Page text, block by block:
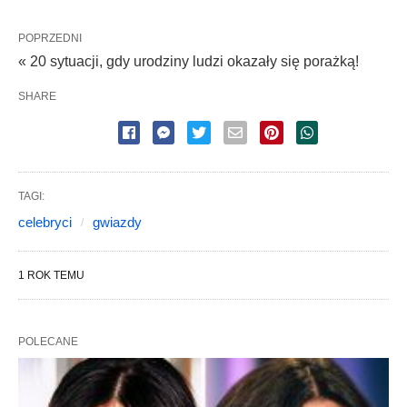
POPRZEDNI
« 20 sytuacji, gdy urodziny ludzi okazały się porażką!
SHARE
TAGI:
celebryci gwiazdy
1 ROK TEMU
POLECANE